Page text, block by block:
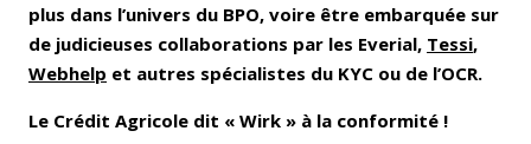
plus dans l’univers du BPO, voire être embarquée sur
de judicieuses collaborations par les Everial, Tessi,
Webhelp et autres spécialistes du KYC ou de l’OCR.
Le Crédit Agricole dit « Wirk » à la conformité !